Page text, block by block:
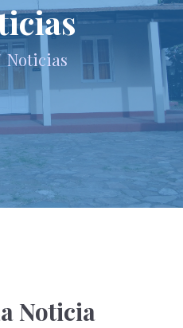
Noticias
Noticia